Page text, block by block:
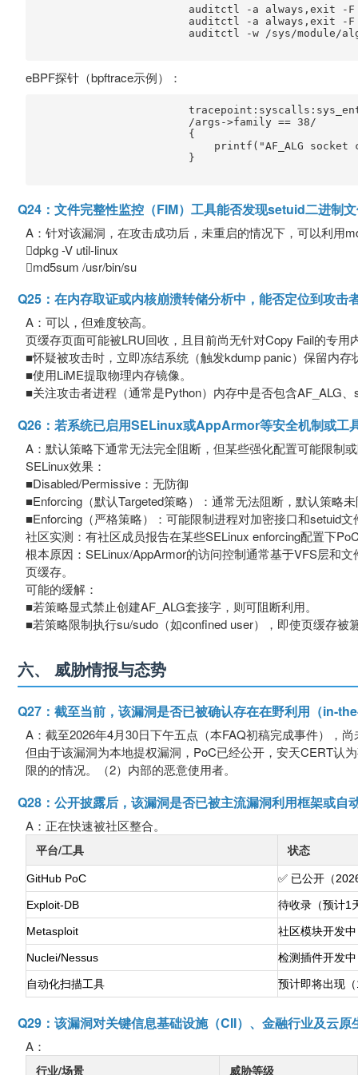
auditctl -a always,exit -
auditctl -a always,exit -
auditctl -w /sys/module/
eBPF探针（bpftrace示例）：
                        /args->family == 38/
                        {
printf("AF_ALG socket
                        }
Q24：文件完整性监控（FIM）工具能否发现setuid二进制
A：针对该漏洞，在攻击成功后，未重启的情况下，可以利用
dpkg -V util-linux
md5sum /usr/bin/su
Q25：在内存取证或内核崩溃转储分析中，能否定位到攻击
A：可以，但难度较高。
页缓存页面可能被LRU回收，且目前尚无针对Copy Fail的专用
■怀疑被攻击时，立即冻结系统（触发kdump panic）保留内存
■使用LiME提取物理内存镜像。
■关注攻击者进程（通常是Python）内存中是否包含AF_ALG
Q26：若系统已启用SELinux或AppArmor等安全机制或工
A：默认策略下通常无法完全阻断，但某些强化配置可能限制
SELinux效果：
■Disabled/Permissive：无防御
■Enforcing（默认Targeted策略）：通常无法阻断，默认策略
■Enforcing（严格策略）：可能限制进程对加密接口和setuid文
社区实测：有社区成员报告在某些SELinux enforcing配置下
根本原因：SELinux/AppArmor的访问控制通常基于VFS层和
页缓存。
可能的缓解：
■若策略显式禁止创建AF_ALG套接字，则可阻断利用。
■若策略限制执行su/sudo（如confined user），即使页缓存被
六、 威胁情报与态势
Q27：截至当前，该漏洞是否已被确认存在在野利用（in-
A：截至2026年4月30日下午五点（本FAQ初稿完成事件），
但由于该漏洞为本地提权漏洞，PoC已经公开，安天CERT认
限的的情况。（2）内部的恶意使用者。
Q28：公开披露后，该漏洞是否已被主流漏洞利用框架或自
A：正在快速被社区整合。
平台/工具 状态
GitHub PoC ✅ 已公开（
Exploit-DB 待收录（预计1
Metasploit 社区模块开发
Nuclei/Nessus 检测插件开发
自动化扫描工具 预计即将出现
Q29：该漏洞对关键信息基础设施（CII）、金融行业及云
A：
行业/场景 威胁等级